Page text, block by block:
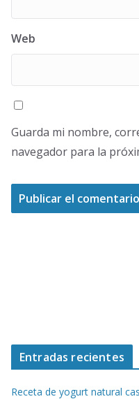
Web
Guarda mi nombre,
navegador para la
Entradas recientes
Receta de yogurt natural